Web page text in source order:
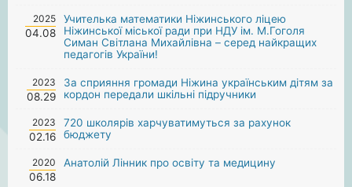
2025
04.08
Учителька математики Ніжинського ліцею
Ніжинської міської ради при НДУ ім. М.Гоголя
Симан Світлана Михайлівна – серед найкращих
педагогів України!
2023
08.29
За сприяння громади Ніжина українським дітям за
кордон передали шкільні підручники
2023
02.16
720 школярів харчуватимуться за рахунок
бюджету
2020
06.18
Анатолій Лінник про освіту та медицину